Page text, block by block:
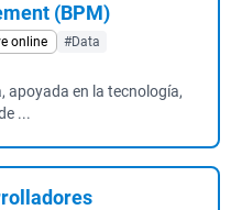
(BPM)
online #Data
apoyada en la tecnología,
...